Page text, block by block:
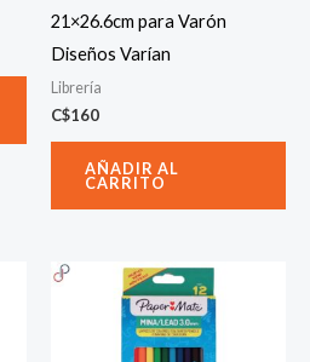
21×26.6cm para Varón
Diseños Varían
Librería
C$160
AÑADIR AL
CARRITO